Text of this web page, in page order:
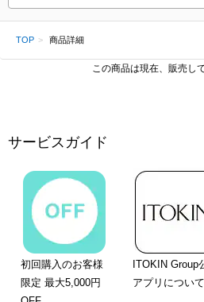
TOP 商品詳細
この商品は現在、販売し
サービスガイド
初回購入のお客様
限定 最大5,000円
ITOKIN Group
アプリについて